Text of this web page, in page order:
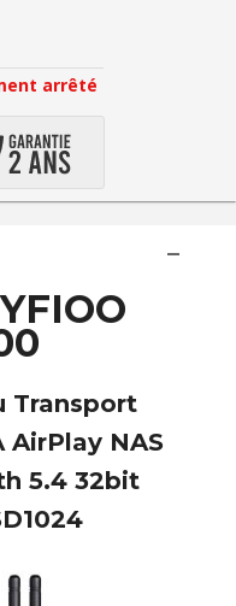
arrêté
Transport
AirPlay NAS
5.4 32bit